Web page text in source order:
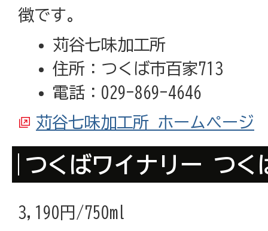
徴です。
苅谷七味加工所
住所：つくば市百家713
電話：029-869-4646
苅谷七味加工所 ホームページ
つくばワイナリー つく
3,190円/750ml